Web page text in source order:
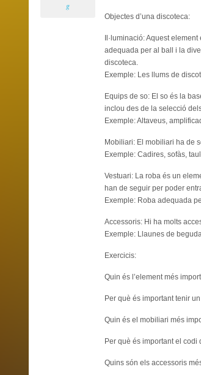
g
Objectes d’una discoteca:
Il·luminació: Aquest
adequada per al ball i la
discoteca.
Exemple: Les llums de
Equips de so: El so és la
inclou des de la selecció
Exemple: Altaveus,
Mobiliari: El mobiliari ha de
Exemple: Cadires, sofàs,
Vestuari: La roba és un
han de seguir per poder
Exemple: Roba adequada
Accessoris: Hi ha molts
Exemple: Llaunes de
Exercicis:
Quin és l’element més
Per què és important tenir
Quin és el mobiliari més
Per què és important el
Quins són els accessoris